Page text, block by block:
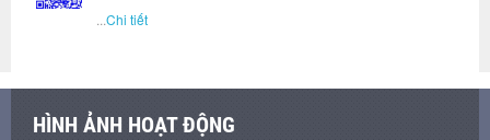
Chi tiết
HÌNH ẢNH HOẠT ĐỘNG